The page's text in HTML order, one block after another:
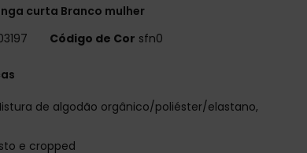
curta Branco mulher
Código de Cor sfn0
de algodão orgânico/poliéster/elastano,
e cropped